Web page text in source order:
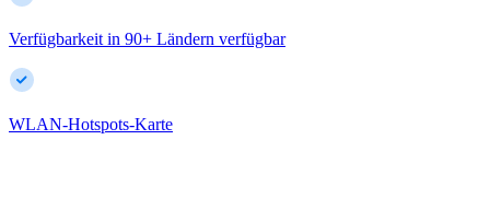
Verfügbarkeit in 90+ Ländern verfügbar
WLAN-Hotspots-Karte